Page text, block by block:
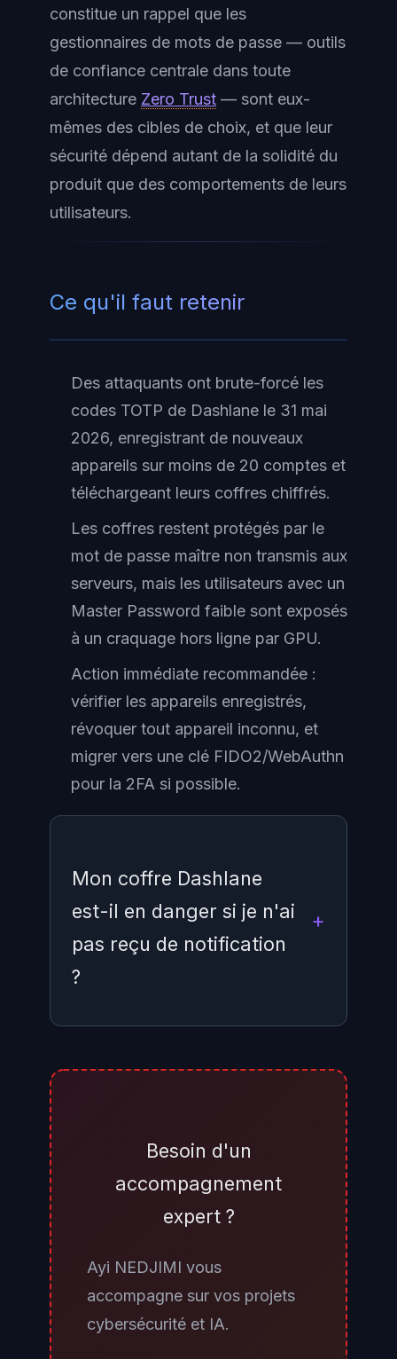
constitue un rappel que les
gestionnaires de mots de passe — outils
de confiance centrale dans toute
architecture Zero Trust — sont eux-
mêmes des cibles de choix, et que leur
sécurité dépend autant de la solidité du
produit que des comportements de leurs
utilisateurs.
Ce qu'il faut retenir
Des attaquants ont brute-forcé les
codes TOTP de Dashlane le 31 mai
2026, enregistrant de nouveaux
appareils sur moins de 20 comptes et
téléchargeant leurs coffres chiffrés.
Les coffres restent protégés par le
mot de passe maître non transmis aux
serveurs, mais les utilisateurs avec un
Master Password faible sont exposés
à un craquage hors ligne par GPU.
Action immédiate recommandée :
vérifier les appareils enregistrés,
révoquer tout appareil inconnu, et
migrer vers une clé FIDO2/WebAuthn
pour la 2FA si possible.
Mon coffre Dashlane
est-il en danger si je n'ai
pas reçu de notification
?
de 20 impactés. Par précaution,
appareils enregistrés dans les
paramètres de sécurité du
passe maître s'il est court ou
réutilisé, et activez la 2FA ou
passez à FIDO2/WebAuthn si
Besoin d'un
accompagnement
expert ?
Ayi NEDJIMI vous
accompagne sur vos projets
cybersécurité et IA.